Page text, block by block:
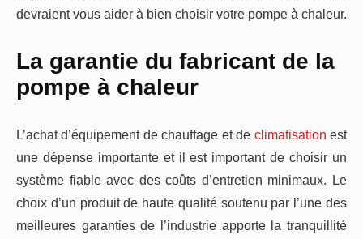
devraient vous aider à bien choisir votre pompe à chaleur.
La garantie du fabricant de la
pompe à chaleur
L’achat d’équipement de chauffage et de climatisation est
une dépense importante et il est important de choisir un
système fiable avec des coûts d’entretien minimaux. Le
choix d’un produit de haute qualité soutenu par l’une des
meilleures garanties de l’industrie apporte la tranquillité